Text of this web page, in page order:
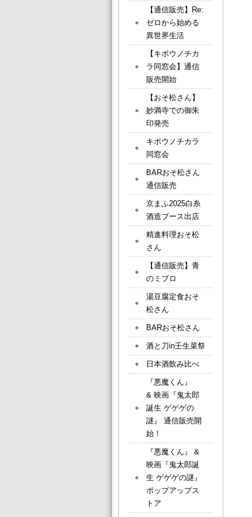
【通信販売】Re:
ゼロから始める
異世界生活
【キボウノチカ
ラ同窓会】通信
販売開始
【おそ松さん】
妙満寺での御朱
印発売
キボウノチカラ
同窓会
BARおそ松さん
通信販売
京まふ2025白糸
酒造ブース出店
精進料理おそ松
さん
【通信販売】青
のミブロ
湯豆腐定食おそ
松さん
BARおそ松さん
酒と刀in壬生菜祭
日本酒飲み比べ
『悪魔くん』
& 映画『鬼太郎
誕生 ゲゲゲの
謎』 通信販売開
始！
『悪魔くん』 &
映画『鬼太郎誕
生 ゲゲゲの謎』
ポップアップス
トア